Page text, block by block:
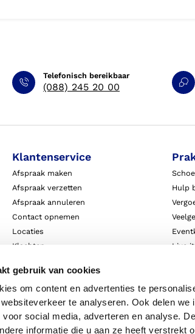
gebruik van cookies
om content en advertenties te
te analyseren. Ook delen
social media, adverteren en analyse.
informatie die u aan ze heeft verstrekt
Telefonisch bereikbaar
(088) 245 20 00
Klantenservice
Afspraak maken
Afspraak verzetten
Afspraak annuleren
Contact opnemen
Locaties
Klachten
Hulp
Live